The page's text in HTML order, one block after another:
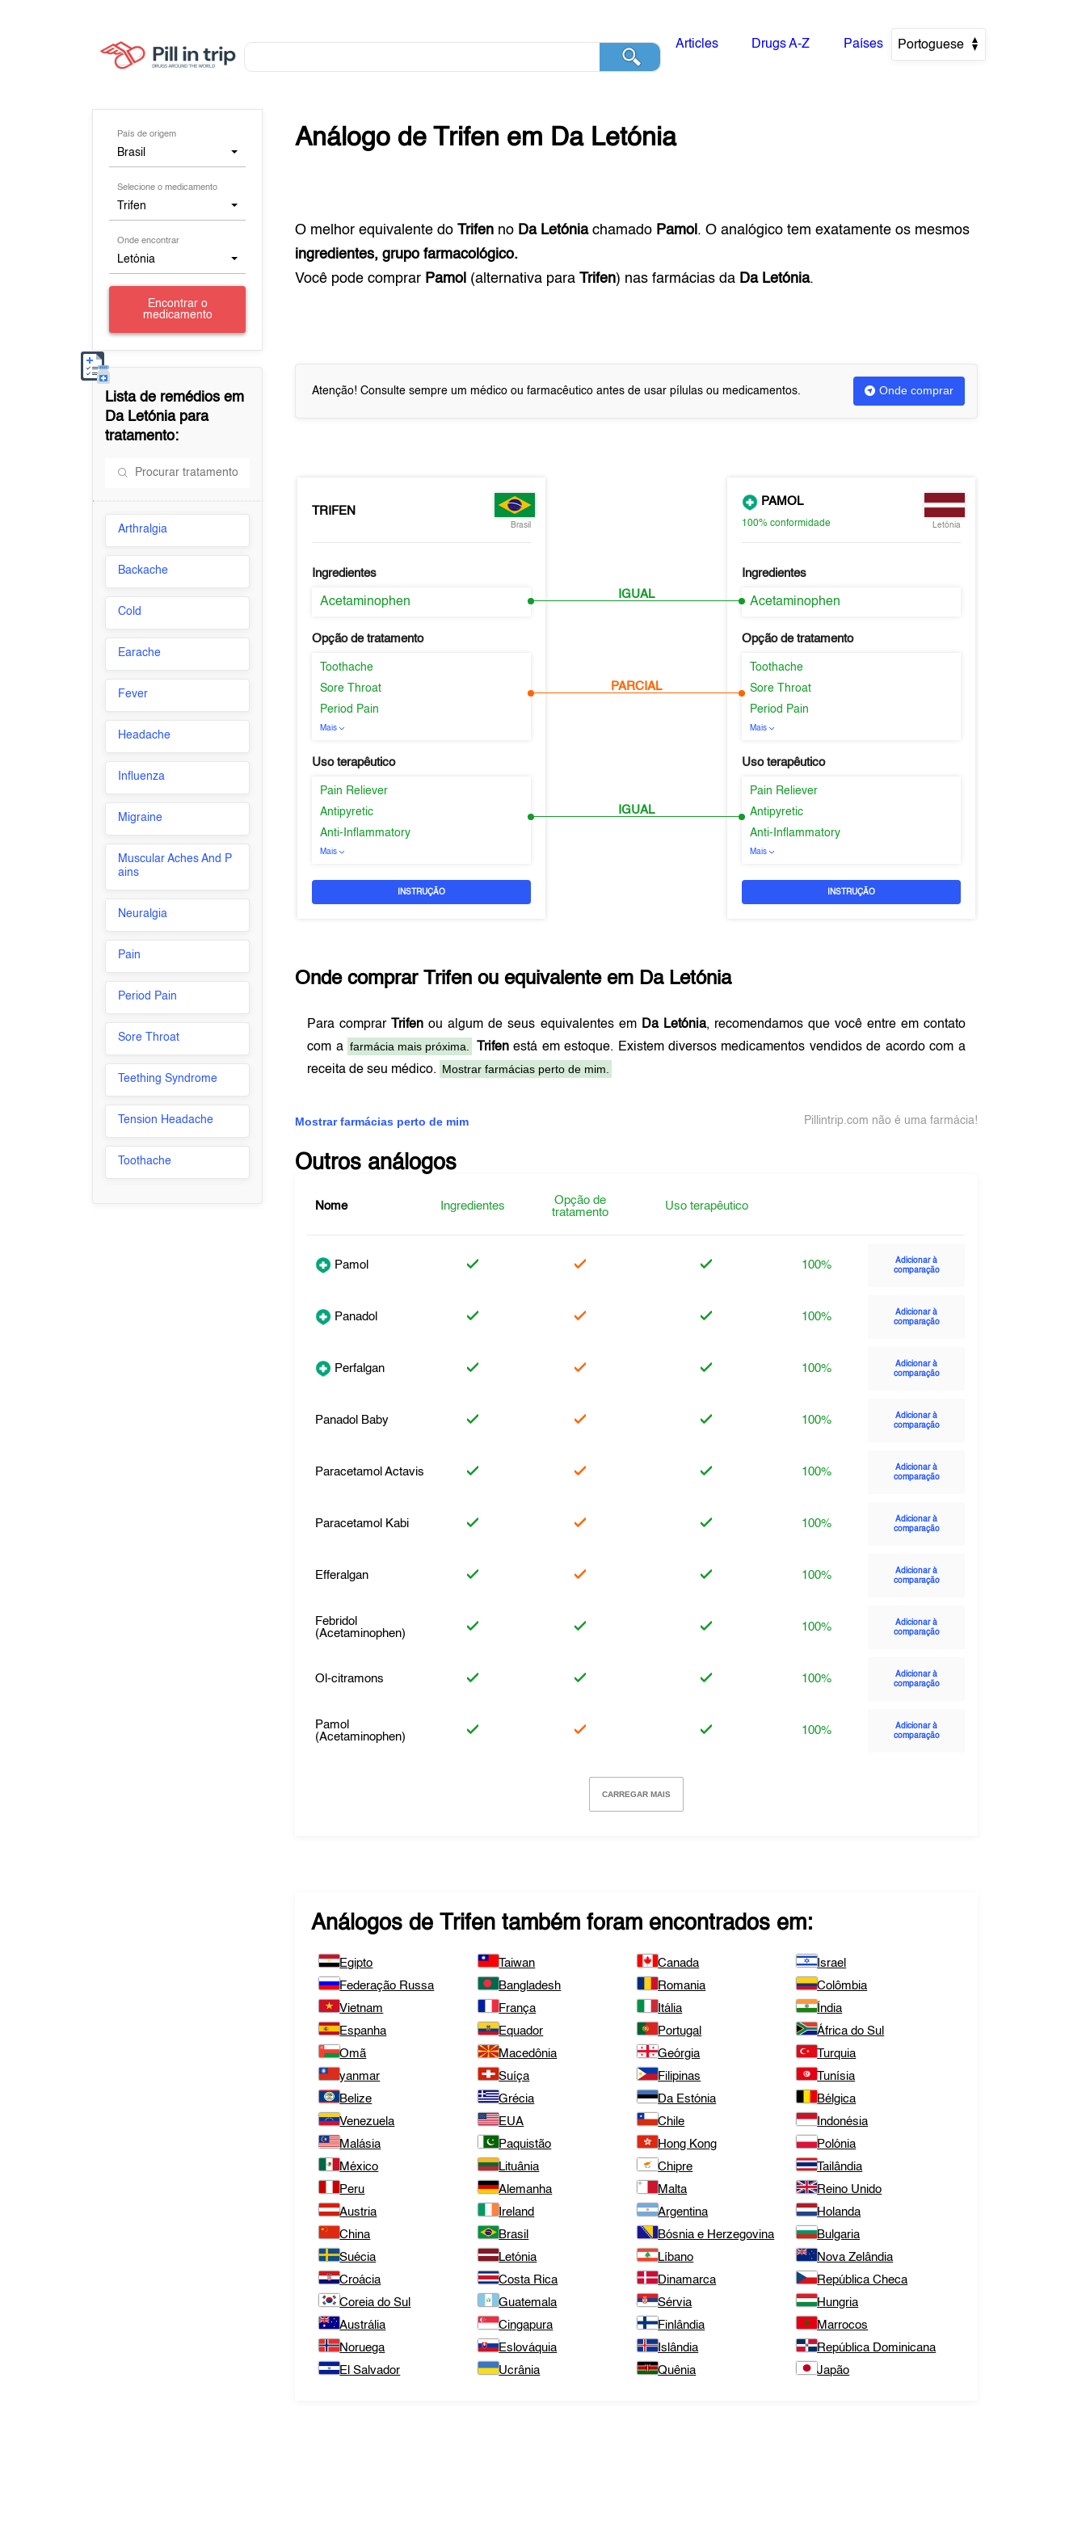
Articles Drugs A-Z Países Portoguese
País de origem
Brasil
Selecione o medicamento
Trifen
Onde encontrar
Letónia
Encontrar o
medicamento
Lista de remédios em
Da Letóniapara
tratamento:
Arthralgia
Backache
Cold
Earache
Fever
Headache
Influenza
Migraine
Muscular Aches And P
ains
Neuralgia
Pain
Period Pain
Sore Throat
Teething Syndrome
Tension Headache
Toothache
Análogo deTrifen em Da Letónia
O melhor equivalente doTrifen no Da Letóniachamado Pamol . O analógico tem exatamente os mesmos
ingredientes, grupo farmacológico.
Você pode comprar Pamol (alternativa paraTrifen) nas farmácias da Da Letónia.
Atenção! Consulte sempre um médico ou farmacêutico antes de usar pílulas ou medicamentos. Onde comprar
TRIFEN
Brasil
Ingredientes
Acetaminophen
Opção de tratamento
Toothache
Sore Throat
Period Pain
Mais
Uso terapêutico
Pain Reliever
Antipyretic
Anti-Inflammatory
Mais
INSTRUÇÃO
IGUAL
PARCIAL
IGUAL
PAMOL
100% conformidade Letónia
Ingredientes
Acetaminophen
Opção de tratamento
Toothache
Sore Throat
Period Pain
Mais
Uso terapêutico
Pain Reliever
Antipyretic
Anti-Inflammatory
Mais
INSTRUÇÃO
Onde comprar Trifen ou equivalente em Da Letónia
Para comprar Trifen ou algum de seus equivalentes em Da Letónia, recomendamos que você entre em contato
com a farmácia mais próxima. Trifenestá em estoque. Existem diversos medicamentos vendidos de acordo com a
receita de seu médico. Mostrar farmácias perto de mim.
Mostrar farmácias perto de mim Pillintrip.com não é uma farmácia!
Outros análogos
Nome Ingredientes
Opção de
tratamento
Uso terapêutico
Pamol 100%
Adicionar à
comparação
Panadol 100%
Adicionar à
comparação
Perfalgan 100%
Adicionar à
comparação
Panadol Baby 100%
Adicionar à
comparação
Paracetamol Actavis 100%
Adicionar à
comparação
Paracetamol Kabi 100%
Adicionar à
comparação
Efferalgan 100%
Adicionar à
comparação
Febridol
(Acetaminophen)
100%
Adicionar à
comparação
Ol-citramons 100%
Adicionar à
comparação
Pamol
(Acetaminophen)
100%
Adicionar à
comparação
CARREGAR MAIS
Análogos de Trifen também foram encontrados em:
Egipto Taiwan Canada
Israel
Federação Russa
Bangladesh Romania
Colômbia
Vietnam
França Itália
Índia
Espanha
Equador Portugal
África do Sul
Omã
Macedônia Geórgia
Turquia
yanmar
Suíça Filipinas
Tunísia
Belize
Grécia Da Estónia
Bélgica
Venezuela
EUA Chile
Indonésia
Malásia
Paquistão Hong Kong
Polónia
México
Lituânia Chipre
Tailândia
Peru
Alemanha Malta
Reino Unido
Austria
Ireland Argentina
Holanda
China
Brasil Bósnia e Herzegovina
Bulgaria
Suécia
Letónia Líbano
Nova Zelândia
Croácia
Costa Rica Dinamarca
República Checa
Coreia do Sul
Guatemala Sérvia
Hungria
Austrália
Cingapura Finlândia
Marrocos
Noruega
Eslováquia Islândia
República Dominicana
El Salvador
Ucrânia Quênia Japão